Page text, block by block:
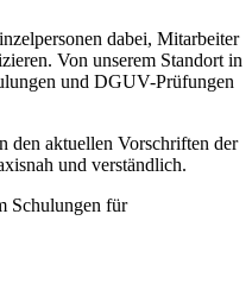
dabei, Mitarbeiter
Von unserem Standort in
und DGUV-Prüfungen
den aktuellen Vorschriften der
und verständlich.
Schulungen für